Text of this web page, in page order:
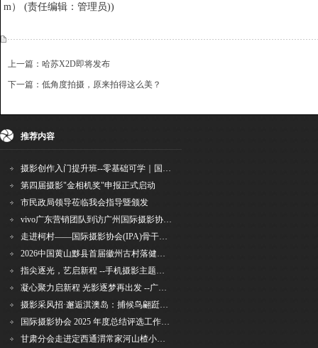
m ） (责任编辑：管理员))
上一篇：哈苏X2D即将发布
下一篇：低角度拍摄，原来拍得这么美？
收藏 挑错 推荐 打印
推荐内容
摄影创作入门提升班--零基础可学｜国际评委授课｜手机·相机均可｜AI工具｜摄影比赛指
第四届摄影"金相机奖"申报正式启动
市民政局领导莅临我会指导暨颁发
vivo广东营销团队到访广州国际摄影协会 共商合作事宜
走进柯村——国际摄影协会(IPA)骨干采风安徽行之6
2026中国黄山黟县首届徽州古村落健康跑圆满举行
指尖逐光，艺启新程 --手机摄影主题讲座在市老年干部大学圆满落幕
凝心聚力启新程 光影逐梦再出发 --广州国际摄影协会2026年首次会长秘书长会议召开
摄影采风招·邂逅淇澳岛：捕候鸟翩跹，寻古村烟火，追海上霞光
国际摄影协会 2025 年度总结评选工作的通知
甘肃分会走进定西通渭常家河山楂小镇旅游景区开展"红果满枝迎丰岁·山楂小镇庆佳节"为主